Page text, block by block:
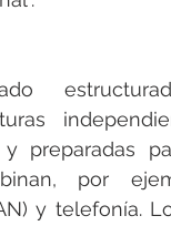
y preparadas
por
y telefonía.